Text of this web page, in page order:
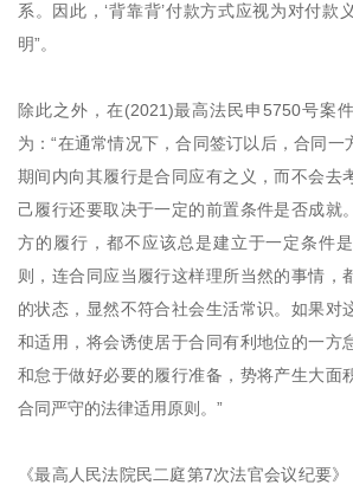
系。因此，‘背靠背’付款方式应视为对付款
明”。
除此之外，在(2021)最高法民申5750号案
为：“在通常情况下，合同签订以后，合同一
期间内向其履行是合同应有之义，而不会去
己履行还要取决于一定的前置条件是否成就
方的履行，都不应该总是建立于一定条件
则，连合同应当履行这样理所当然的事情，
的状态，显然不符合社会生活常识。如果对
和适用，将会诱使居于合同有利地位的一方
和怠于做好必要的履行准备，势将产生大面
合同严守的法律适用原则。”
《最高人民法院民二庭第7次法官会议纪要